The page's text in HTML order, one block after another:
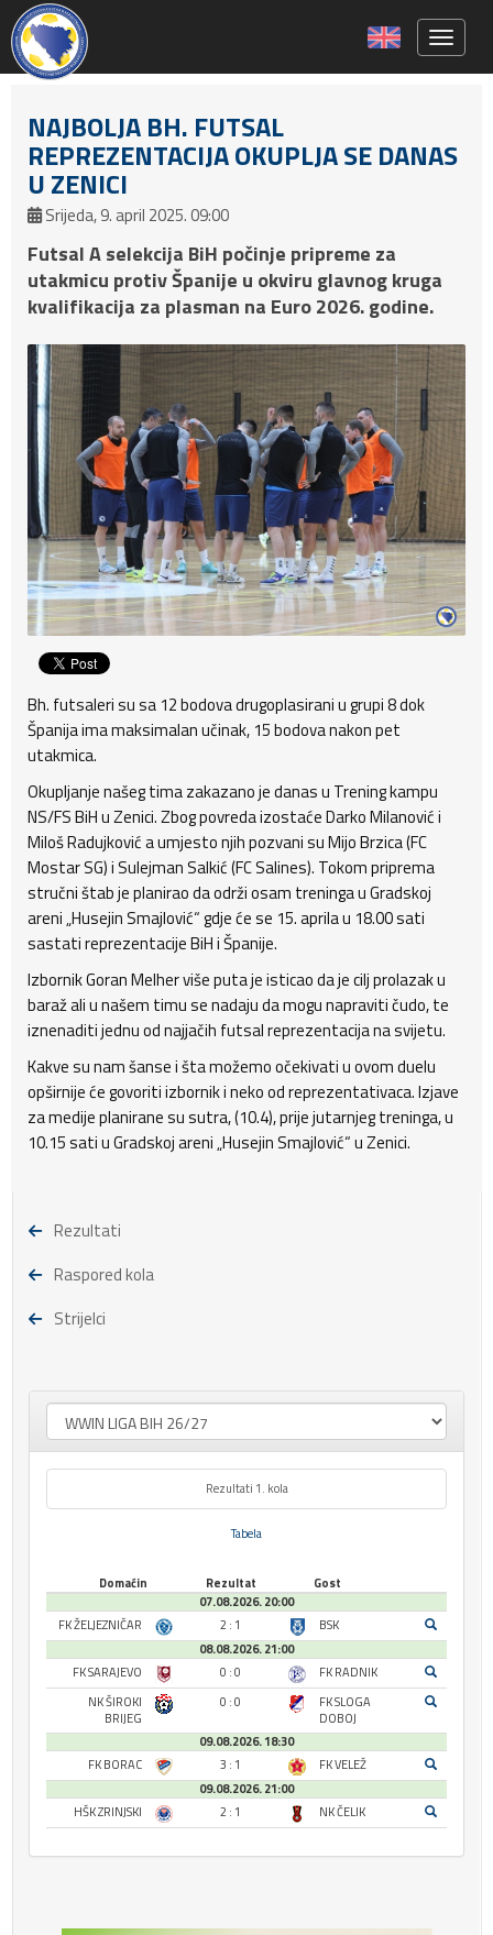
NAJBOLJA BH. FUTSAL
REPREZENTACIJA OKUPLJA SE DANAS
U ZENICI
Srijeda, 9. april 2025. 09:00
Futsal A selekcija BiH počinje pripreme za
utakmicu protiv Španije u okviru glavnog kruga
kvalifikacija za plasman na Euro 2026. godine.
Bh. futsaleri su sa 12 bodova drugoplasirani u grupi 8 dok
Španija ima maksimalan učinak, 15 bodova nakon pet
utakmica.
Okupljanje našeg tima zakazano je danas u Trening kampu
NS/FS BiH u Zenici. Zbog povreda izostaće Darko Milanović i
Miloš Radujković a umjesto njih pozvani su Mijo Brzica (FC
Mostar SG) i Sulejman Salkić (FC Salines). Tokom priprema
stručni štab je planirao da održi osam treninga u Gradskoj
areni „Husejin Smajlović“ gdje će se 15. aprila u 18.00 sati
sastati reprezentacije BiH i Španije.
Izbornik Goran Melher više puta je isticao da je cilj prolazak u
baraž ali u našem timu se nadaju da mogu napraviti čudo, te
iznenaditi jednu od najjačih futsal reprezentacija na svijetu.
Kakve su nam šanse i šta možemo očekivati u ovom duelu
opširnije će govoriti izbornik i neko od reprezentativaca. Izjave
za medije planirane su sutra, (10.4), prije jutarnjeg treninga, u
10.15 sati u Gradskoj areni „Husejin Smajlović“ u Zenici.
Rezultati
Raspored kola
Strijelci
Rezultati 1. kola
Tabela
Domaćin Rezultat
Gost
07.08.2026. 20:00
FK ŽELJEZNIČAR
2 : 1
BSK
08.08.2026. 21:00
FK SARAJEVO
0 : 0
FK RADNIK
NK ŠIROKI
BRIJEG
0 : 0
FK SLOGA
DOBOJ
09.08.2026. 18:30
FK BORAC
3 : 1
FK VELEŽ
09.08.2026. 21:00
HŠK ZRINJSKI
2 : 1 NK ČELIK